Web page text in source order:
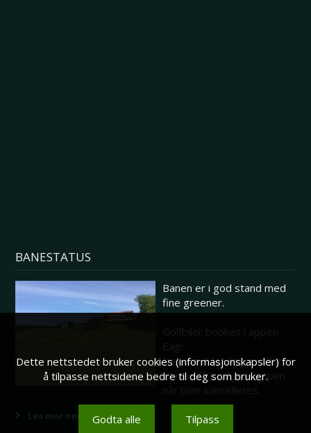
BANESTATUS
Banen er i god stand med
fine greener.
Dersom biler ikke er tillatt
vil man få beskjed i appen
Les mer om banestatus her
Dette nettstedet bruker cookies (informasjonskapsler) for
å tilpasse nettsidene bedre til deg som bruker.
Godta alle Tilpass